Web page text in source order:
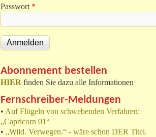
Passwort *
Abonnement bestellen
HIER finden Sie dazu alle Informationen
Fernschreiber-Meldungen
• Auf Flügeln von schwebenden Verfahren:
„Capricorn 01“
• „Wild. Verwegen.“ - wäre schon DER Titel.